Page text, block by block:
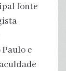
fonte
e